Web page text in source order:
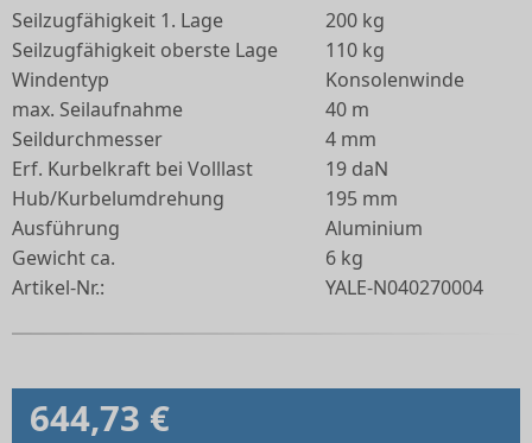
Seilzugfähigkeit 1. Lage
200 kg
Seilzugfähigkeit oberste Lage
110 kg
Windentyp
Konsolenwinde
max. Seilaufnahme
40 m
Seildurchmesser
4 mm
Erf. Kurbelkraft bei Volllast
19 daN
Hub/Kurbelumdrehung
195 mm
Ausführung
Aluminium
Gewicht ca.
6 kg
Artikel-Nr.:
YALE-N040270004
644,73 €